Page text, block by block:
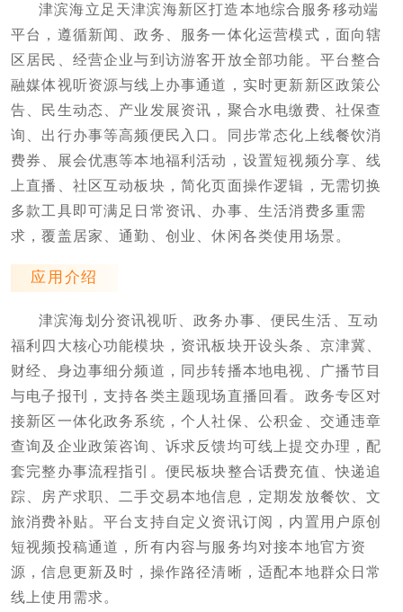
津滨海立足天津滨海新区打造本地综合服务移动端
平台，遵循新闻、政务、服务一体化运营模式，面向辖
区居民、经营企业与到访游客开放全部功能。平台整合
融媒体视听资源与线上办事通道，实时更新新区政策公
告、民生动态、产业发展资讯，聚合水电缴费、社保查
询、出行办事等高频便民入口。同步常态化上线餐饮消
费券、展会优惠等本地福利活动，设置短视频分享、线
上直播、社区互动板块，简化页面操作逻辑，无需切换
多款工具即可满足日常资讯、办事、生活消费多重需
求，覆盖居家、通勤、创业、休闲各类使用场景。
应用介绍
津滨海划分资讯视听、政务办事、便民生活、互动
福利四大核心功能模块，资讯板块开设头条、京津冀、
财经、身边事细分频道，同步转播本地电视、广播节目
与电子报刊，支持各类主题现场直播回看。政务专区对
接新区一体化政务系统，个人社保、公积金、交通违章
查询及企业政策咨询、诉求反馈均可线上提交办理，配
套完整办事流程指引。便民板块整合话费充值、快递追
踪、房产求职、二手交易本地信息，定期发放餐饮、文
旅消费补贴。平台支持自定义资讯订阅，内置用户原创
短视频投稿通道，所有内容与服务均对接本地官方资
源，信息更新及时，操作路径清晰，适配本地群众日常
线上使用需求。